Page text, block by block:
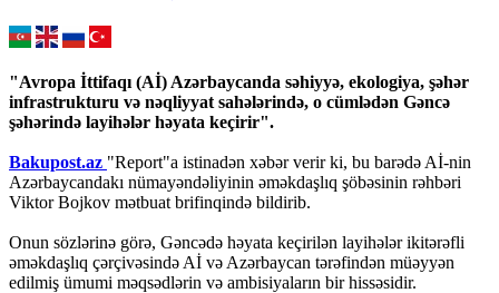
"Avropa İttifaqı (Aİ) Azərbaycanda səhiyyə, ekologiya, şəhər
infrastrukturu və nəqliyyat sahələrində, o cümlədən Gəncə
şəhərində layihələr həyata keçirir".
Bakupost.az "Report"a istinadən xəbər verir ki, bu barədə Aİ-nin
Azərbaycandakı nümayəndəliyinin əməkdaşlıq şöbəsinin rəhbəri
Viktor Bojkov mətbuat brifinqində bildirib.
Onun sözlərinə görə, Gəncədə həyata keçirilən layihələr ikitərəfli
əməkdaşlıq çərçivəsində Aİ və Azərbaycan tərəfindən müəyyən
edilmiş ümumi məqsədlərin və ambisiyaların bir hissəsidir.